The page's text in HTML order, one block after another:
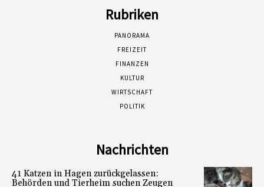
Rubriken
PANORAMA
FREIZEIT
FINANZEN
KULTUR
WIRTSCHAFT
POLITIK
Nachrichten
41 Katzen in Hagen zurückgelassen:
Behörden und Tierheim suchen Zeugen